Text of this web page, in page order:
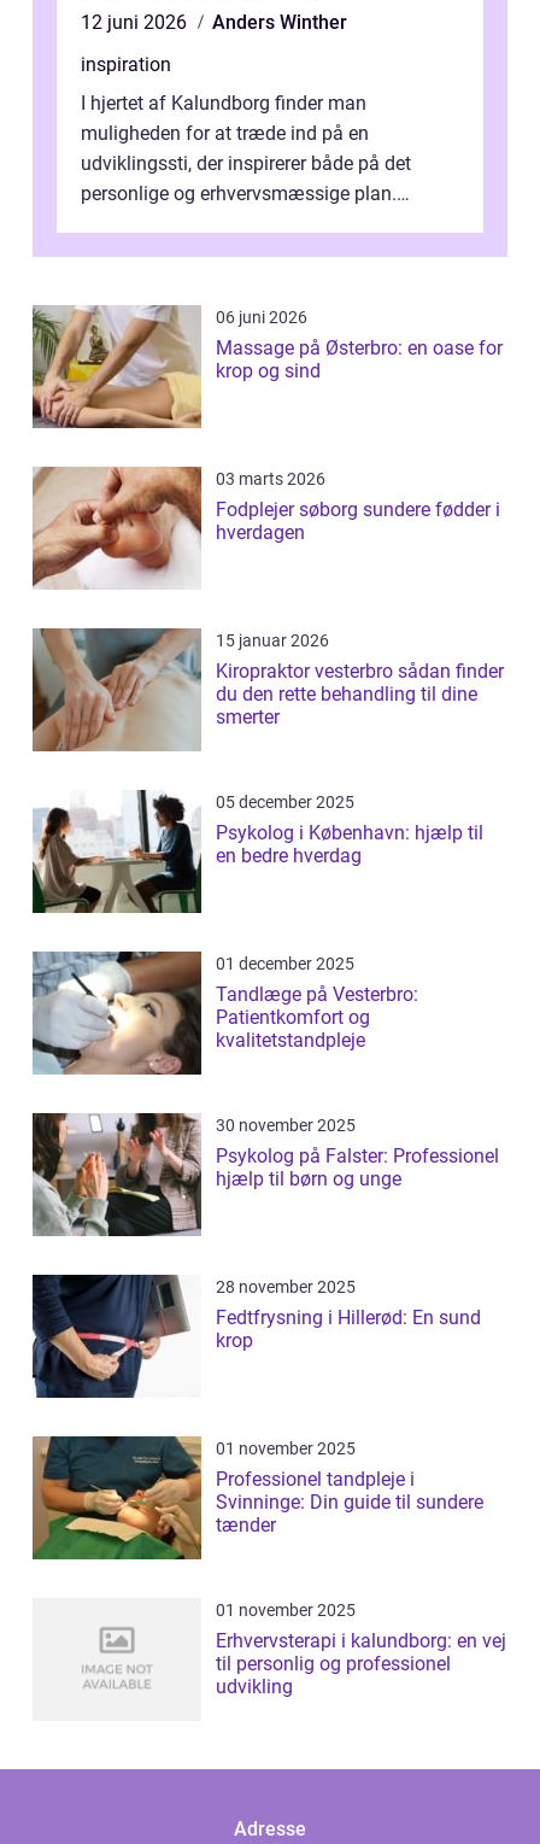
12 juni 2026
Anders Winther
inspiration
I hjertet af Kalundborg finder man
muligheden for at træde ind på en
udviklingssti, der inspirerer både på det
personlige og erhvervsmæssige plan.
indebærer...
06 juni 2026
Massage på Østerbro: en oase for
krop og sind
03 marts 2026
Fodplejer søborg sundere fødder i
hverdagen
15 januar 2026
Kiropraktor vesterbro sådan finder
du den rette behandling til dine
smerter
05 december 2025
Psykolog i København: hjælp til
en bedre hverdag
01 december 2025
Tandlæge på Vesterbro:
Patientkomfort og
kvalitetstandpleje
30 november 2025
Psykolog på Falster: Professionel
hjælp til børn og unge
28 november 2025
Fedtfrysning i Hillerød: En sund
krop
01 november 2025
Professionel tandpleje i
Svinninge: Din guide til sundere
tænder
01 november 2025
Erhvervsterapi i kalundborg: en vej
til personlig og professionel
udvikling
Adresse